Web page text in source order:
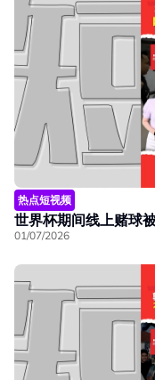
热点短视频
世界杯期间线上赌球
01/07/2026